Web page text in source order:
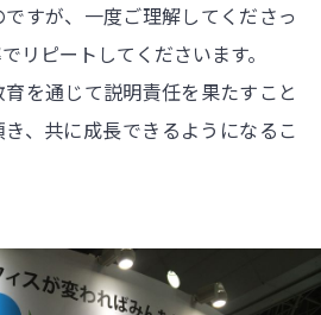
すが、一度ご理解してくださっ
リピートしてくださいます。
を通じて説明責任を果たすこと
、共に成長できるようになるこ